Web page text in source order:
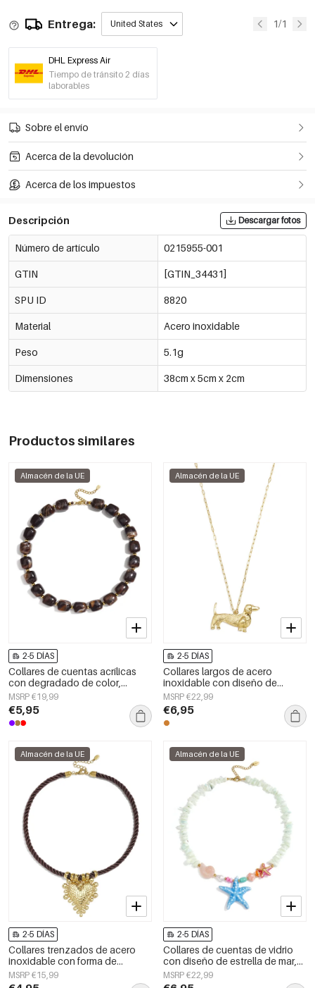
Entrega: United States 1/1
DHL Express Air
Tiempo de tránsito 2 días
laborables
Sobre el envío
Acerca de la devolución
Acerca de los impuestos
Descripción Descargar fotos
Número de artículo 0215955-001
GTIN [GTIN_34431]
SPU ID 8820
Material Acero inoxidable
Peso 5.1g
Dimensiones 38cm x 5cm x 2cm
Productos similares
Almacén de la UE
2-5 DÍAS
Collares de cuentas acrílicas
con degradado de color,
sencillos para el día a día, de la
serie Simple. Joyería para mujer.
MSRP €19,99
€5,95
Almacén de la UE
2-5 DÍAS
Collares largos de acero
inoxidable con diseño de
animales, sencillos, de la serie
Daily Simple, joyería para mujer.
MSRP €22,99
€6,95
Almacén de la UE
2-5 DÍAS
Collares trenzados de acero
inoxidable con forma de
corazón, sencillos, de la serie
Daily Simple para mujer.
MSRP €15,99
Almacén de la UE
2-5 DÍAS
Collares de cuentas de vidrio
con diseño de estrella de mar,
ideales para vacaciones o para
disfrutar de la playa. Colección
MSRP €22,99